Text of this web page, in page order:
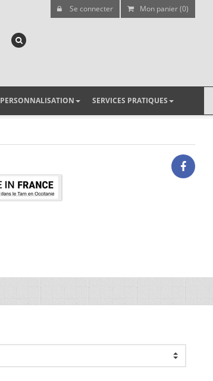
Se connecter Mon panier (0)
PERSONNALISATION SERVICES PRATIQUES